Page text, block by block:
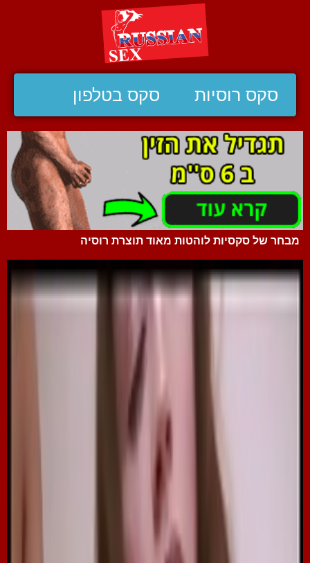
סקס רוסיות סקס בטלפון
מבחר של סקסיות לוהטות מאוד תוצרת רוסיה